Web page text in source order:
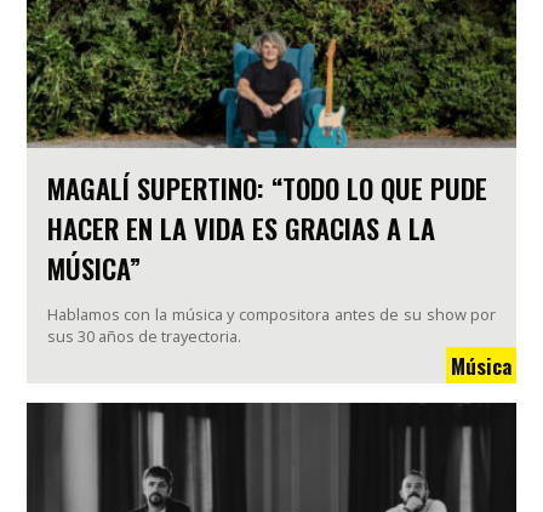
MAGALÍ SUPERTINO: “TODO LO QUE PUDE
HACER EN LA VIDA ES GRACIAS A LA
MÚSICA”
Hablamos con la música y compositora antes de su show por
sus 30 años de trayectoria.
Música